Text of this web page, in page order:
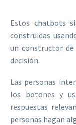
Estos chatbots
construidas
un constructor
decisión.
Las personas
los botones y
respuestas
personas hagan